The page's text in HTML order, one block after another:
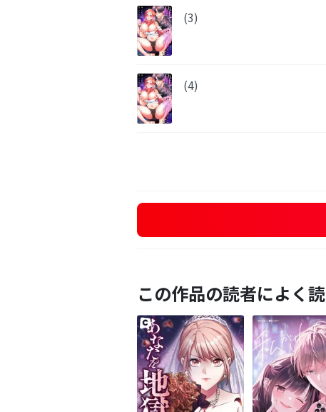
(3)
(4)
この作品の読者によく